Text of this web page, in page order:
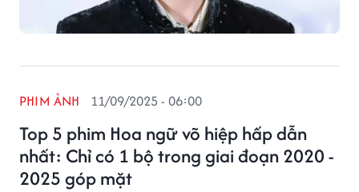
Top 5 phim Hoa ngữ võ hiệp hấp dẫn
nhất: Chỉ có 1 bộ trong giai đoạn 2020 -
2025 góp mặt
PHIM ẢNH 11/09/2025 - 06:00